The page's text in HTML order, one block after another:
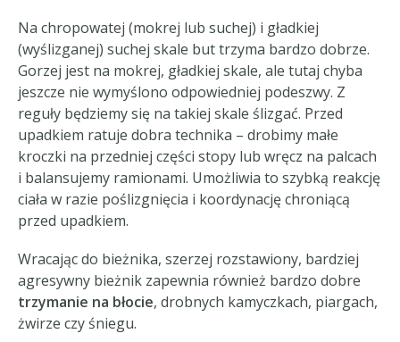
Na chropowatej (mokrej lub suchej) i gładkiej
(wyślizganej) suchej skale but trzyma bardzo dobrze.
Gorzej jest na mokrej, gładkiej skale, ale tutaj chyba
jeszcze nie wymyślono odpowiedniej podeszwy. Z
reguły będziemy się na takiej skale ślizgać. Przed
upadkiem ratuje dobra technika – drobimy małe
kroczki na przedniej części stopy lub wręcz na palcach
i balansujemy ramionami. Umożliwia to szybką reakcję
ciała w razie poślizgnięcia i koordynację chroniącą
przed upadkiem.
Wracając do bieżnika, szerzej rozstawiony, bardziej
agresywny bieżnik zapewnia również bardzo dobre
trzymanie na błocie, drobnych kamyczkach, piargach,
żwirze czy śniegu.